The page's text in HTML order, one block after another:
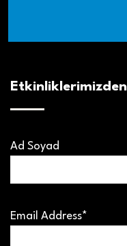
Ad Soyad
Email Address*